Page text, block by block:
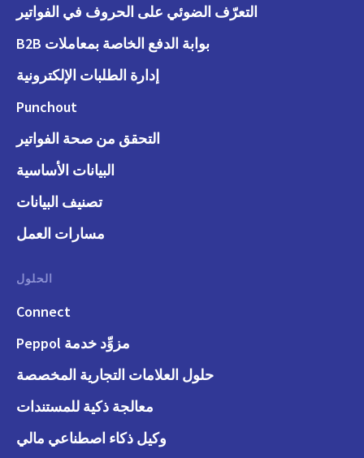
التعرّف الضوئي على الحروف في الفواتير
بوابة الدفع الخاصة بمعاملات B2B
إدارة الطلبات الإلكترونية
Punchout
التحقق من صحة الفواتير
البيانات الأساسية
تصنيف البيانات
مسارات العمل
الحلول
Connect
مزوِّد خدمة Peppol
حلول العلامات التجارية المخصصة
معالجة ذكية للمستندات
وكيل ذكاء اصطناعي مالي